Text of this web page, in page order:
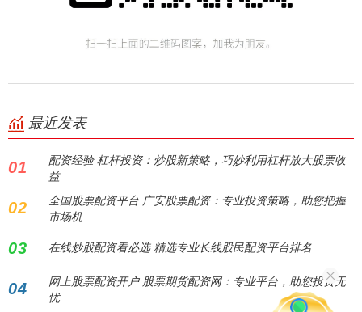
最近发表
01
配资经验 杠杆投资：炒股新策略，巧妙利用杠杆放大股票收
益
02
全国股票配资平台 广安股票配资：专业投资策略，助您把握
市场机
03 在线炒股配资看必选 精选专业长线股民配资平台排名
04
网上股票配资开户 股票期货配资网：专业平台，助您投资无
忧